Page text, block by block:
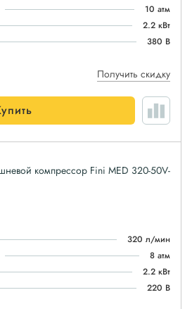
10 атм
2.2 кВт
380 В
Получить скидку
компрессор Fini MED 320-50V-
320 л/мин
8 атм
2.2 кВт
220 В